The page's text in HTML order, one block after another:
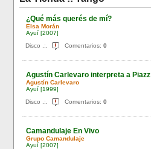
¿Qué más querés de mí?
Elsa Morán
Ayuí [2007]
Disco .:. Comentarios: 0
Agustín Carlevaro interpreta a Piazz
Agustín Carlevaro
Ayuí [1999]
Disco .:. Comentarios: 0
Camandulaje En Vivo
Grupo Camandulaje
Ayuí [2007]